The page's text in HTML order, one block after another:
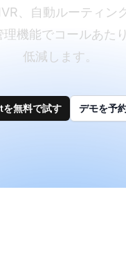
、自動ルーティン
理機能でコールあた
低減します。
無料で試す デモを予